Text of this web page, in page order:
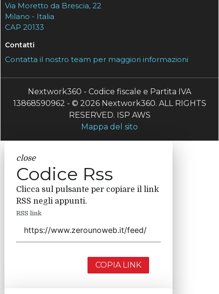
Via Moretto da Brescia, 22
Milano - Italia
CAP 20133
Contatti
Contatta il nostro team per maggiori informazioni
Nextwork360 - Codice fiscale e Partita IVA
13868590962 - © 2026 Nextwork360. ALL RIGHTS
RESERVED. ISP AWS
Mappa del sito
close
Codice Rss
Clicca sul pulsante per copiare il link
RSS negli appunti.
RSS link
COPIA LINK